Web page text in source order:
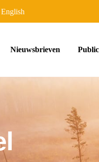
English
Nieuwsbrieven